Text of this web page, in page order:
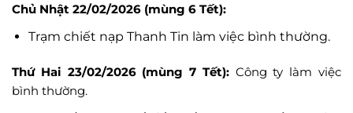
Chủ Nhật 22/02/2026 (mùng 6 Tết):
Trạm chiết nạp Thanh Tin làm việc bình thường.
Thứ Hai 23/02/2026 (mùng 7 Tết):Công ty làm việc
bình thường.